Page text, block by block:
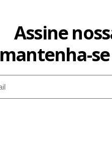
Assine
mantenha-